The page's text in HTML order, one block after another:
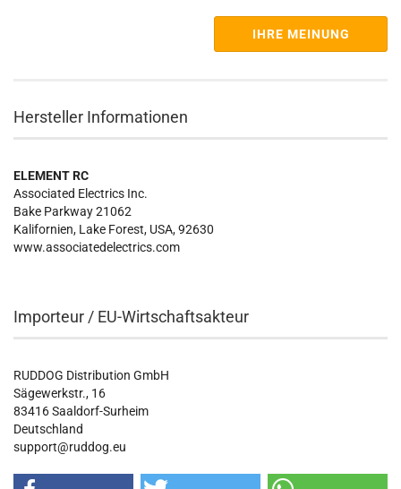
IHRE MEINUNG
Hersteller Informationen
ELEMENT RC
Associated Electrics Inc.
Bake Parkway 21062
Kalifornien, Lake Forest, USA, 92630
www.associatedelectrics.com
Importeur / EU-Wirtschaftsakteur
RUDDOG Distribution GmbH
Sägewerkstr., 16
83416 Saaldorf-Surheim
Deutschland
support@ruddog.eu